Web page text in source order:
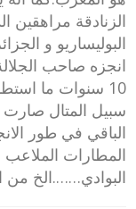
الزنادقة
البوليساريو و
انجزه صاحب
10 سنوات ما
الباقي في طور
المطارات
البوادي…….الخ من